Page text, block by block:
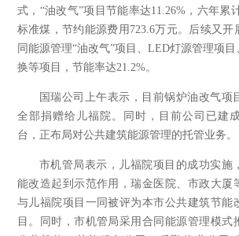
式，“油改气”项目节能率达11.26%，六年累
标准煤，节约能源费用723.6万元。后续又开
同能源管理“油改气”项目、LED灯源管理项
换等项目，节能率达21.2%。
国瑞公司上午表示，目前锅炉油改气项
全部捐赠给儿福院。同时，目前公司已建
台，正布局对公共建筑能源管理的托管业务。
市机管局表示，儿福院项目的成功实施
能改造起到示范作用，瑞金医院、市政大厦
与儿福院项目一同被评为本市公共建筑节能
目。同时，市机管局采用合同能源管理模式